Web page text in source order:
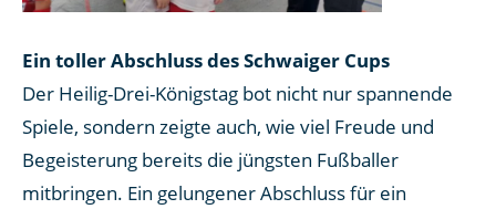
Ein toller Abschluss des Schwaiger Cups
Der Heilig-Drei-Königstag bot nicht nur spannende
Spiele, sondern zeigte auch, wie viel Freude und
Begeisterung bereits die jüngsten Fußballer
mitbringen. Ein gelungener Abschluss für ein